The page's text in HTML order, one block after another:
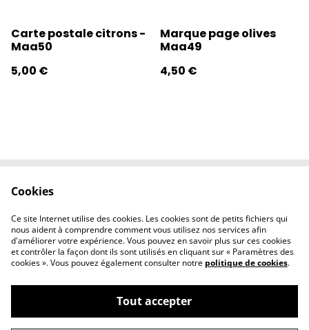
Carte postale citrons -
Maa50
5,00 €
Marque page olives
Maa49
4,50 €
Contactez-nous
Politique de
confidentialité
Politique de
cookies
©2026l'éclipse
Cookies
Ce site Internet utilise des cookies. Les cookies sont de petits fichiers qui
nous aident à comprendre comment vous utilisez nos services afin
d'améliorer votre expérience. Vous pouvez en savoir plus sur ces cookies
et contrôler la façon dont ils sont utilisés en cliquant sur « Paramètres des
cookies ». Vous pouvez également consulter notre politique de cookies.
Tout accepter